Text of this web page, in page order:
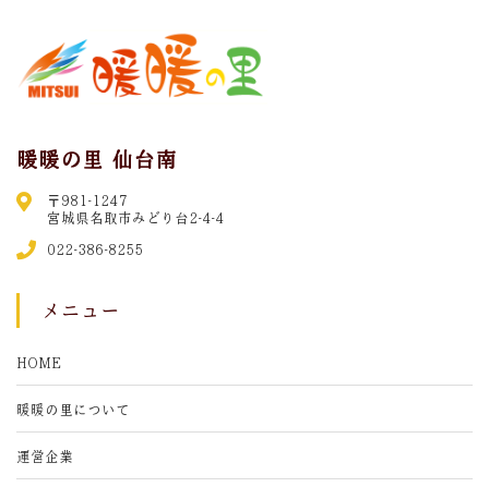
暖暖の里 仙台南
〒981-1247
宮城県名取市みどり台2-4-4
022-386-8255
メニュー
HOME
暖暖の里について
運営企業